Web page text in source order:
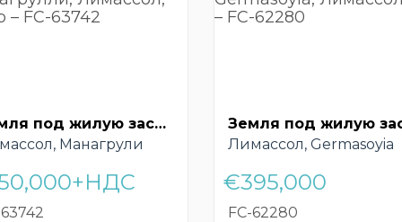
Земля под жилую застройку, Монагрулли, Лимассол, Кипр – FC-63742
Манагрули
Лимассол, Germasoyia
€395,000
FC-62280